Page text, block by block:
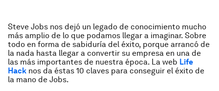
Steve Jobs nos dejó un legado de conocimiento mucho
más amplio de lo que podamos llegar a imaginar. Sobre
todo en forma de sabiduría del éxito, porque arrancó de
la nada hasta llegar a convertir su empresa en una de
las más importantes de nuestra época. La web Life
Hack nos da éstas 10 claves para conseguir el éxito de
la mano de Jobs.